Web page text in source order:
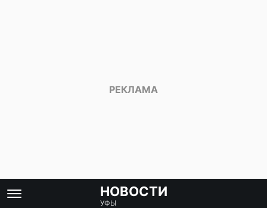
НОВОСТИ
УФЫ